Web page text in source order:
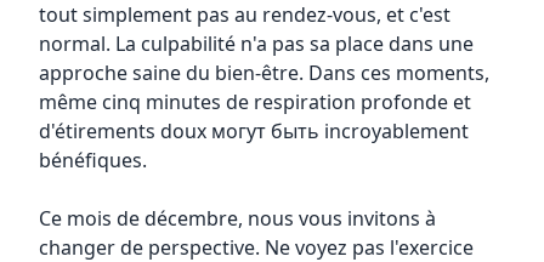
tout simplement pas au rendez-vous, et c'est
normal. La culpabilité n'a pas sa place dans une
approche saine du bien-être. Dans ces moments,
même cinq minutes de respiration profonde et
d'étirements doux могут быть incroyablement
bénéfiques.
Ce mois de décembre, nous vous invitons à
changer de perspective. Ne voyez pas l'exercice